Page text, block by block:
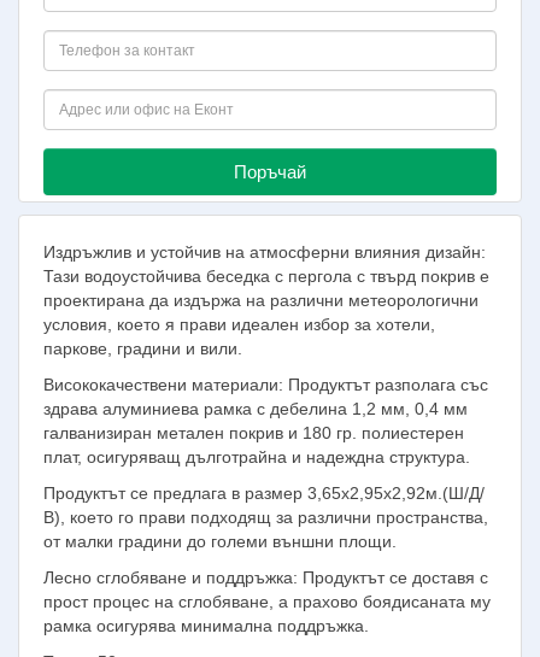
Поръчай
Издръжлив и устойчив на атмосферни влияния дизайн:
Тази водоустойчива беседка с пергола с твърд покрив е
проектирана да издържа на различни метеорологични
условия, което я прави идеален избор за хотели,
паркове, градини и вили.
Висококачествени материали: Продуктът разполага със
здрава алуминиева рамка с дебелина 1,2 мм, 0,4 мм
галванизиран метален покрив и 180 гр. полиестерен
плат, осигуряващ дълготрайна и надеждна структура.
Продуктът се предлага в размер 3,65x2,95х2,92м.(Ш/Д/
В), което го прави подходящ за различни пространства,
от малки градини до големи външни площи.
Лесно сглобяване и поддръжка: Продуктът се доставя с
прост процес на сглобяване, а прахово боядисаната му
рамка осигурява минимална поддръжка.